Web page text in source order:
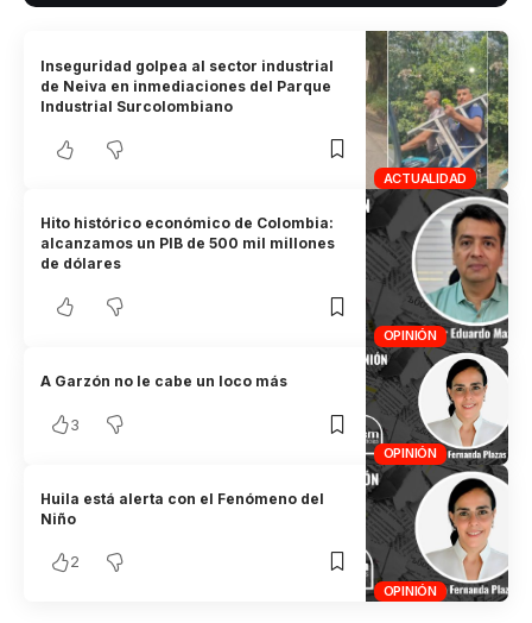
ACTUALIDAD
Inseguridad golpea al sector industrial
de Neiva en inmediaciones del Parque
Industrial Surcolombiano
OPINIÓN
Hito histórico económico de Colombia:
alcanzamos un PIB de 500 mil millones
de dólares
OPINIÓN
A Garzón no le cabe un loco más
3
OPINIÓN
Huila está alerta con el Fenómeno del
Niño
2